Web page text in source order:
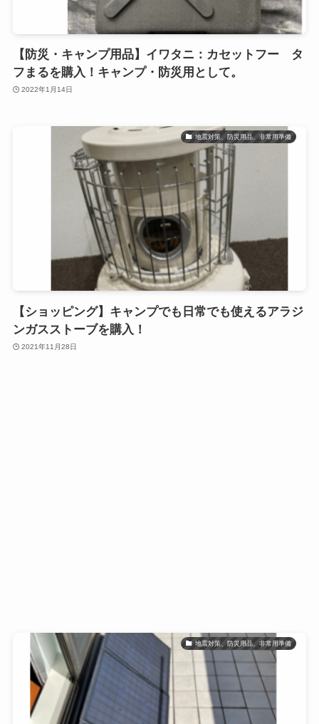
【防災・キャンプ用品】イワタニ：カセットフー タ
フまるを購入！キャンプ・防災用として。
2022年1月14日
地震対策、防災用品、非常用準備
【ショッピング】キャンプでも日常でも使えるアラジ
ンガスストーブを購入！
2021年11月28日
地震対策、防災用品、非常用準備